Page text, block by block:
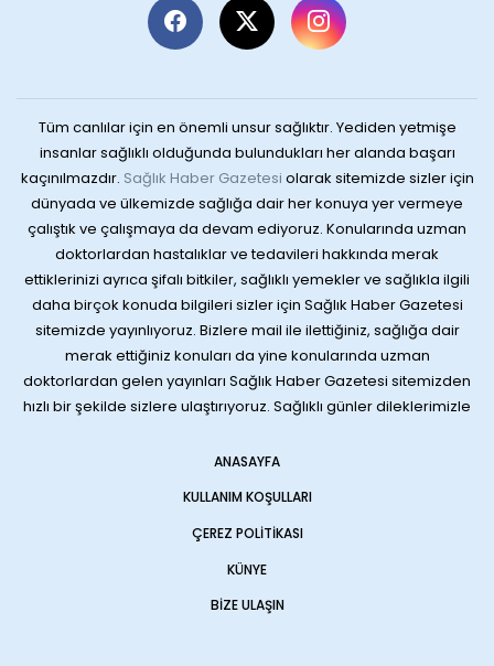
Tüm canlılar için en önemli unsur sağlıktır. Yediden yetmişe
insanlar sağlıklı olduğunda bulundukları her alanda başarı
kaçınılmazdır. Sağlık Haber Gazetesi olarak sitemizde sizler için
dünyada ve ülkemizde sağlığa dair her konuya yer vermeye
çalıştık ve çalışmaya da devam ediyoruz. Konularında uzman
doktorlardan hastalıklar ve tedavileri hakkında merak
ettiklerinizi ayrıca şifalı bitkiler, sağlıklı yemekler ve sağlıkla ilgili
daha birçok konuda bilgileri sizler için Sağlık Haber Gazetesi
sitemizde yayınlıyoruz. Bizlere mail ile ilettiğiniz, sağlığa dair
merak ettiğiniz konuları da yine konularında uzman
doktorlardan gelen yayınları Sağlık Haber Gazetesi sitemizden
hızlı bir şekilde sizlere ulaştırıyoruz. Sağlıklı günler dileklerimizle
ANASAYFA
KULLANIM KOŞULLARI
ÇEREZ POLITIKASI
KÜNYE
BIZE ULAŞIN